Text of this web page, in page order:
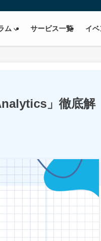
ム サービス一覧 イ
」徹底解